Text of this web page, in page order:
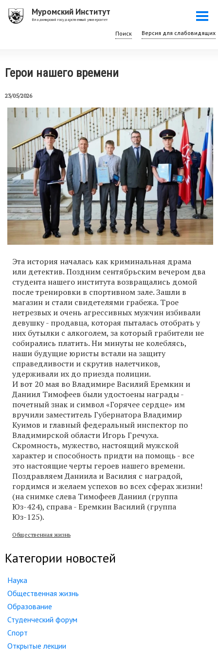
Перейти
Муромский Институт
Владимирский государственный университет
Поиск
Герои нашего времени
23/05/2026
Эта история началась как криминальная драма
или детектив. Поздним сентябрьским вечером два
студента нашего института возвращались домой
после тренировки в спортивном зале. Зашли в
магазин и стали свидетелями грабежа. Трое
нетрезвых и очень агрессивных мужчин избивали
девушку - продавца, которая пыталась отобрать у
них бутылки с алкоголем, за который грабители не
собирались платить. Ни минуты не колеблясь,
наши будущие юристы встали на защиту
справедливости и скрутив налетчиков,
удерживали их до приезда полиции.
И вот 20 мая во Владимире Василий Еремкин и
Даниил Тимофеев были удостоены награды -
почетный знак и символ «Горячее сердце» им
вручили заместитель Губернатора Владимир
Куимов и главный федеральный инспектор по
Владимирской области Игорь Гречуха.
Скромность, мужество, настоящий мужской
характер и способность придти на помощь - все
это настоящие черты героев нашего времени.
Поздравляем Даниила и Василия с наградой,
гордимся и желаем успехов во всех сферах жизни!
(на снимке слева Тимофеев Даниил (группа
Юз-424), справа - Еремкин Василий (группа
Юз-125).
Общественная жизнь
Категории новостей
Наука
Общественная жизнь
Образование
Студенческий форум
Спорт
Открытые лекции